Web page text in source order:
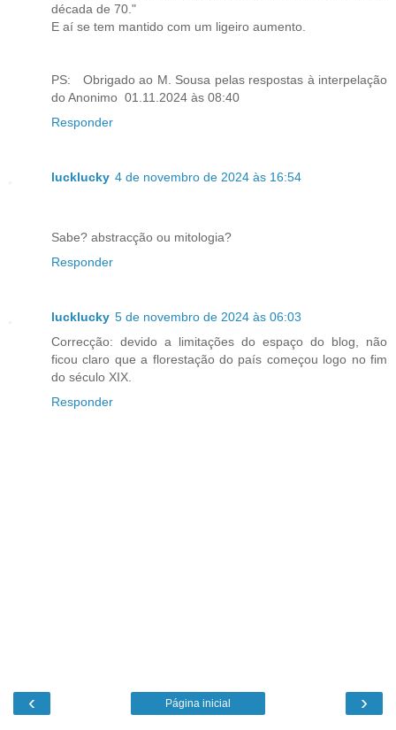
década de 70."
E aí se tem mantido com um ligeiro aumento.
PS: Obrigado ao M. Sousa pelas respostas à interpelação
do Anonimo 01.11.2024 às 08:40
Responder
lucklucky 4 de novembro de 2024 às 16:54
Sabe? abstracção ou mitologia?
Responder
lucklucky 5 de novembro de 2024 às 06:03
Correcção: devido a limitações do espaço do blog, não
ficou claro que a florestação do país começou logo no fim
do século XIX.
Responder
‹ ›
Página inicial